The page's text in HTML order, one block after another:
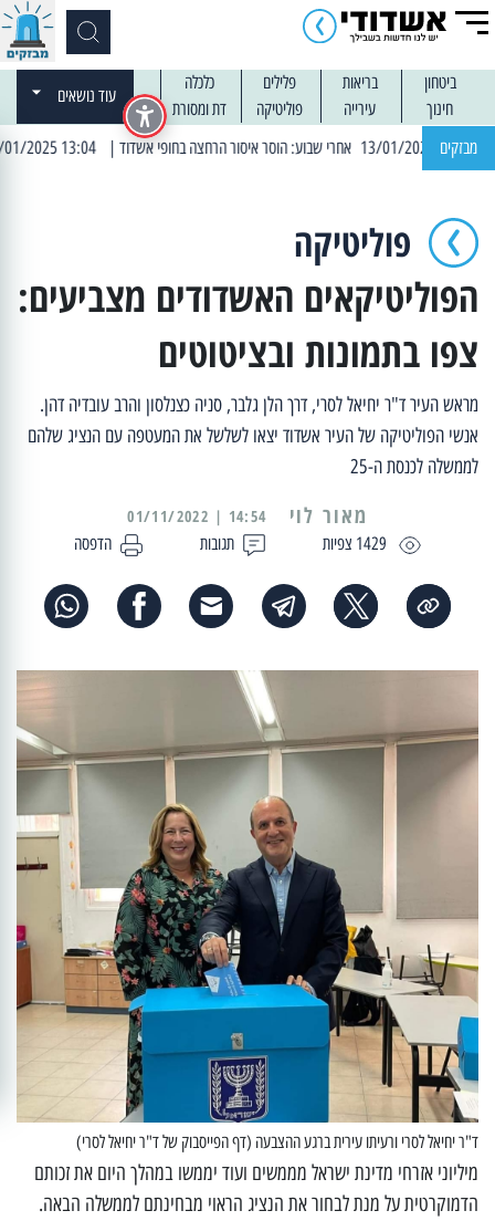
ביטחון בריאות פלילים
כלכלה
חינוך
עירייה פוליטיקה דת ומסורת
עוד נושאים
מבזקים | 13:04 14/01/2025 עובדים בלילות: עבודות קרצוף וריבוד אספלט
פוליטיקה
הפוליטיקאים האשדודים מצביעים:
צפו בתמונות ובציטוטים
מראש העיר ד"ר יחיאל לסרי, דרך הלן גלבר, סניה כצנלסון והרב עובדיה דהן.
אנשי הפוליטיקה של העיר אשדוד יצאו לשלשל את המעטפה עם הנציג שלהם
לממשלה לכנסת ה-25
1429 צפיות תגובות הדפסה
מאור לוי 14:54 | 01/11/2022
ד"ר יחיאל לסרי ורעיתו עירית ברגע ההצבעה (דף הפייסבוק של ד"ר יחיאל לסרי)
מיליוני אזרחי מדינת ישראל מממשים ועוד יממשו במהלך היום את זכותם
הדמוקרטית על מנת לבחור את הנציג הראוי מבחינתם לממשלה הבאה.